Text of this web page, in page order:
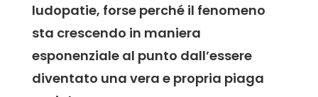
ludopatie, forse perché il fenomeno
sta crescendo in maniera
esponenziale al punto dall’essere
diventato una vera e propria piaga